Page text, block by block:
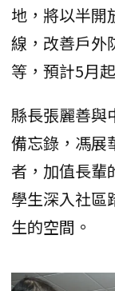
地，將以半開
線，改善戶外
等，預計5月
縣長張麗善與
備忘錄，馮展
者，加值長輩
學生深入社區
生的空間。